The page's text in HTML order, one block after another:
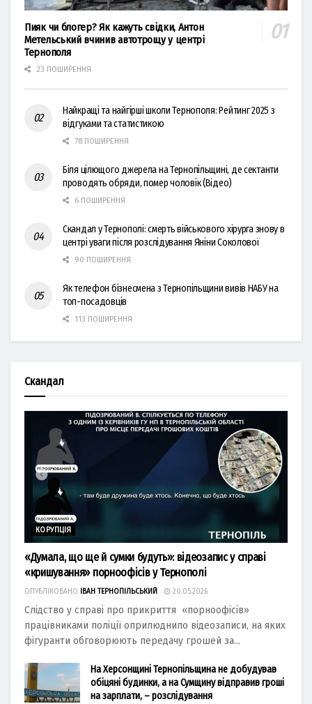
Пияк чи блогер? Як кажуть свідки, Антон
Метельський вчинив автотрощу у центрі
Тернополя
23 ПОШИРЕННЯ
Найкращі та найгірші школи Тернополя: Рейтинг 2025 з
відгуками та статистикою
78 ПОШИРЕННЯ
Біля цілющого джерела на Тернопільщині, де сектанти
проводять обряди, помер чоловік (Відео)
6 ПОШИРЕННЯ
Скандал у Тернополі: смерть військового хірурга знову в
центрі уваги після розслідування Яніни Соколової
90 ПОШИРЕННЯ
Як телефон бізнесмена з Тернопільщини вивів НАБУ на
топ-посадовців
113 ПОШИРЕННЯ
Скандал
КОРУПЦІЯ
«Думала, що ще й сумки будуть»: відеозапис у справі
«кришування» порноофісів у Тернополі
ОПУБЛІКОВАНО ІВАН ТЕРНОПІЛЬСЬКИЙ 20.05.2026
Слідство у справі про прикриття «порноофісів»
працівниками поліції оприлюднило відеозаписи, на яких
фігуранти обговорюють передачу грошей за...
На Херсонщині Тернопільщина не добудував
обіцяні будинки, а на Сумщину відправив гроші
на зарплати, – розслідування